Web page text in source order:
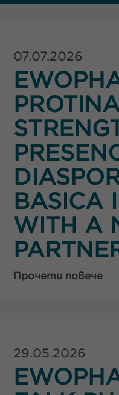
07.07.2026
BASICA
WITH A
Прочети повече
29.05.2026